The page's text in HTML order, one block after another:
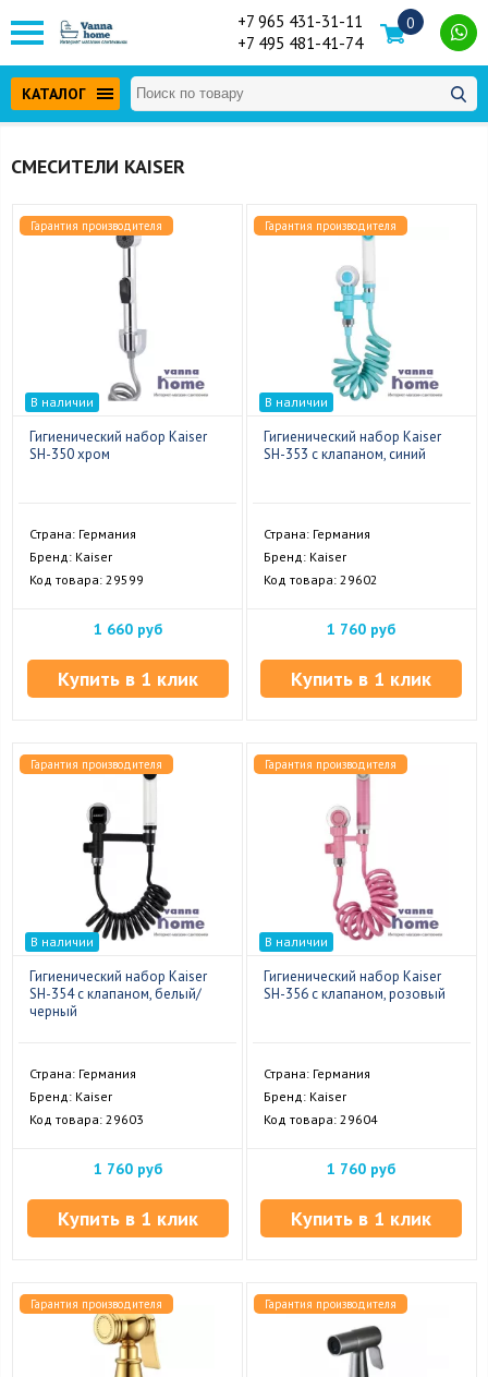
+7 965 431-31-11
+7 495 481-41-74
0
КАТАЛОГ
СМЕСИТЕЛИ KAISER
Гарантия производителя
В наличии
Гигиенический набор Kaiser
SH-350 хром
Страна: Германия
Бренд: Kaiser
Код товара: 29599
1 660 руб
Купить в 1 клик
Гарантия производителя
В наличии
Гигиенический набор Kaiser
SH-353 с клапаном, синий
Страна: Германия
Бренд: Kaiser
Код товара: 29602
1 760 руб
Купить в 1 клик
Гарантия производителя
В наличии
Гигиенический набор Kaiser
SH-354 с клапаном, белый/
черный
Страна: Германия
Бренд: Kaiser
Код товара: 29603
1 760 руб
Купить в 1 клик
Гарантия производителя
В наличии
Гигиенический набор Kaiser
SH-356 с клапаном, розовый
Страна: Германия
Бренд: Kaiser
Код товара: 29604
1 760 руб
Купить в 1 клик
Гарантия производителя Гарантия производителя